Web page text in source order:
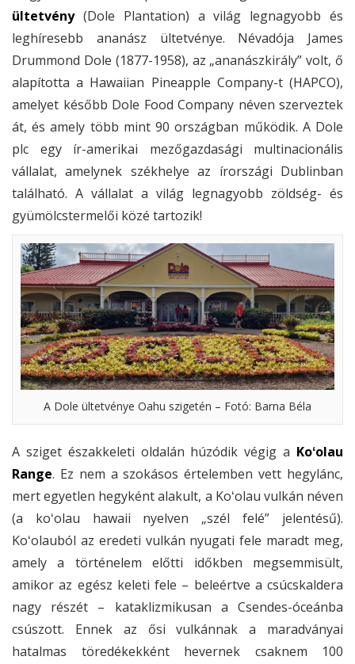
ültetvény(Dole Plantation) a világ legnagyobb és
leghíresebb ananász ültetvénye. Névadója James
Drummond Dole (1877-1958), az „ananászkirály” volt, ő
alapította a Hawaiian Pineapple Company-t (HAPCO),
amelyet később Dole Food Company néven szerveztek
át, és amely több mint 90 országban működik. A Dole
plc egy ír-amerikai mezőgazdasági multinacionális
vállalat, amelynek székhelye az írországi Dublinban
található. A vállalat a világ legnagyobb zöldség- és
gyümölcstermelői közé tartozik!
A Dole ültetvénye Oahu szigetén – Fotó: Barna Béla
A sziget északkeleti oldalán húzódik végig a Koʻolau
Range. Ez nem a szokásos értelemben vett hegylánc,
mert egyetlen hegyként alakult, a Koʻolau vulkán néven
(a koʻolau hawaii nyelven „szél felé” jelentésű).
Koʻolauból az eredeti vulkán nyugati fele maradt meg,
amely a történelem előtti időkben megsemmisült,
amikor az egész keleti fele – beleértve a csúcskaldera
nagy részét – kataklizmikusan a Csendes-óceánba
csúszott. Ennek az ősi vulkánnak a maradványai
hatalmas töredékekként hevernek csaknem 100